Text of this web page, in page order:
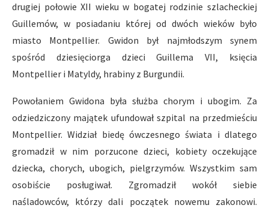
drugiej połowie XII wieku w bogatej rodzinie szlacheckiej
Guillemów, w posiadaniu której od dwóch wieków było
miasto Montpellier. Gwidon był najmłodszym synem
spośród dziesięciorga dzieci Guillema VII, księcia
Montpellier i Matyldy, hrabiny z Burgundii.
Powołaniem Gwidona była służba chorym i ubogim. Za
odziedziczony majątek ufundował szpital na przedmieściu
Montpellier. Widział biedę ówczesnego świata i dlatego
gromadził w nim porzucone dzieci, kobiety oczekujące
dziecka, chorych, ubogich, pielgrzymów. Wszystkim sam
osobiście posługiwał. Zgromadził wokół siebie
naśladowców, którzy dali początek nowemu zakonowi.